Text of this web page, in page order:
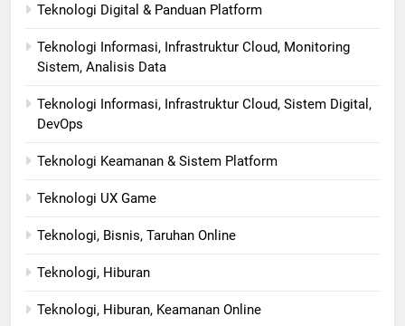
Teknologi Digital & Panduan Platform
Teknologi Informasi, Infrastruktur Cloud, Monitoring
Sistem, Analisis Data
Teknologi Informasi, Infrastruktur Cloud, Sistem Digital,
DevOps
Teknologi Keamanan & Sistem Platform
Teknologi UX Game
Teknologi, Bisnis, Taruhan Online
Teknologi, Hiburan
Teknologi, Hiburan, Keamanan Online